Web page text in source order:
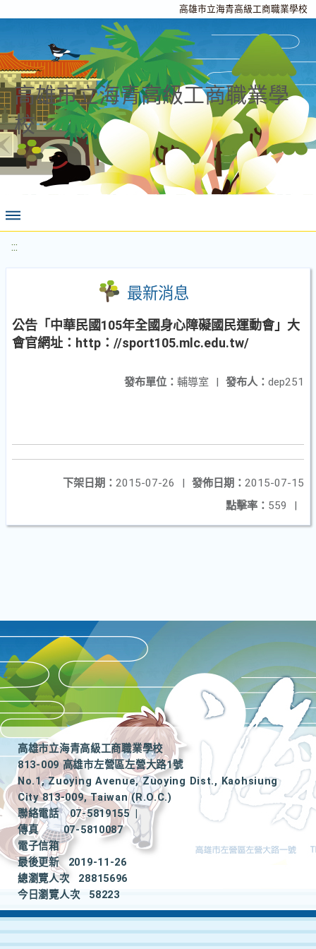
高雄市立海青高級工商職業學校
高雄市立海青高級工商職業學
校
:::
最新消息
公告「中華民國105年全國身心障礙國民運動會」大
會官網址：http：//sport105.mlc.edu.tw/
發布人： dep251
發布單位： 輔導室 |
發佈日期： 2015-07-15
下架日期： 2015-07-26
|
點擊率： 559 |
高雄市立海青高級工商職業學校
813-009 高雄市左營區左營大路1號
No.1, Zuoying Avenue, Zuoying Dist., Kaohsiung
City 813-009, Taiwan (R.O.C.)
聯絡電話
07-5819155
|
傳真
07-5810087
電子信箱
最後更新
2019-11-26
總瀏覽人次
28815696
今日瀏覽人次
58223